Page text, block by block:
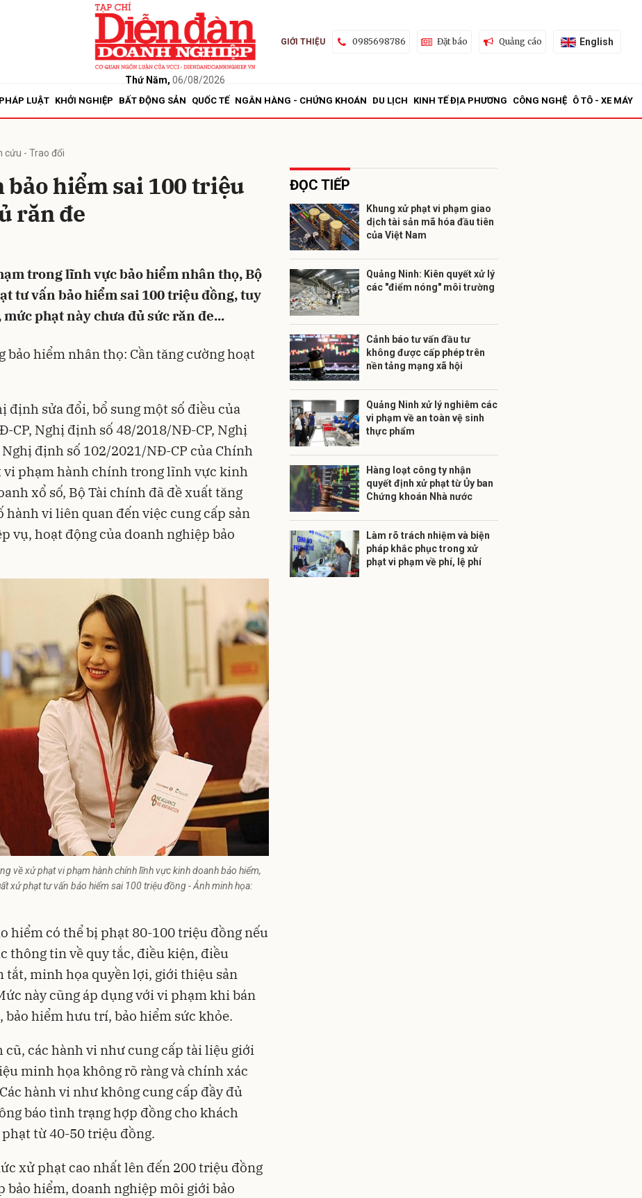
Thứ Năm, 06/08/2026
GIỚI THIỆU 0985698786 Đặt báo Quảng cáo English
PHÁP LUẬT KHỞI NGHIỆP BẤT ĐỘNG SẢN QUỐC TẾ NGÂN HÀNG - CHỨNG KHOÁN DU LỊCH KINH TẾ ĐỊA PHƯƠNG CÔNG NGHỆ Ô TÔ - XE MÁY
cứu - Trao đổi
bảo hiểm sai 100 triệu
răn đe
trong lĩnh vực bảo hiểm nhân thọ, Bộ
tư vấn bảo hiểm sai 100 triệu đồng, tuy
phạt này chưa đủ sức răn đe...
bảo hiểm nhân thọ: Cần tăng cường hoạt
định sửa đổi, bổ sung một số điều của
CP, Nghị định số 48/2018/NĐ-CP, Nghị
định số 102/2021/NĐ-CP của Chính
vi phạm hành chính trong lĩnh vực kinh
xổ số, Bộ Tài chính đã đề xuất tăng
vi liên quan đến việc cung cấp sản
vụ, hoạt động của doanh nghiệp bảo
về xử phạt vi phạm hành chính lĩnh vực kinh doanh bảo hiểm,
xử phạt tư vấn bảo hiểm sai 100 triệu đồng - Ảnh minh họa:
hiểm có thể bị phạt 80-100 triệu đồng nếu
thông tin về quy tắc, điều kiện, điều
tắt, minh họa quyền lợi, giới thiệu sản
này cũng áp dụng với vi phạm khi bán
hiểm hưu trí, bảo hiểm sức khỏe.
các hành vi như cung cấp tài liệu giới
minh họa không rõ ràng và chính xác
hành vi như không cung cấp đầy đủ
báo tình trạng hợp đồng cho khách
từ 40-50 triệu đồng.
xử phạt cao nhất lên đến 200 triệu đồng
bảo hiểm, doanh nghiệp môi giới bảo
ĐỌC TIẾP
Khung xử phạt vi phạm giao
dịch tài sản mã hóa đầu tiên
của Việt Nam
Quảng Ninh: Kiên quyết xử lý
các "điểm nóng" môi trường
Cảnh báo tư vấn đầu tư
không được cấp phép trên
nền tảng mạng xã hội
Quảng Ninh xử lý nghiêm các
vi phạm về an toàn vệ sinh
thực phẩm
Hàng loạt công ty nhận
quyết định xử phạt từ Ủy ban
Chứng khoán Nhà nước
Làm rõ trách nhiệm và biện
pháp khắc phục trong xử
phạt vi phạm về phí, lệ phí
Gửi